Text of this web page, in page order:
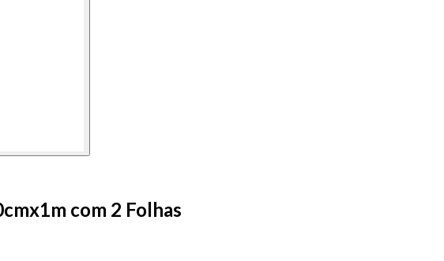
com 2 Folhas